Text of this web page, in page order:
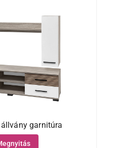
garnitúra